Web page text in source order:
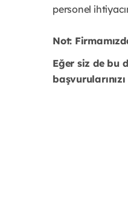
personel
Not:
Eğer siz de bu